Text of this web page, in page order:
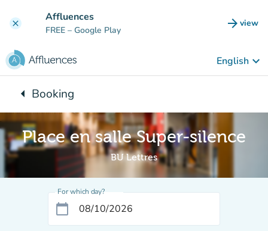
clear Affluences
FREE – Google Play arrow_forward view
(new
English keyboard_arrow_down
arrow_leftBack to:
Booking
Place en salle Super-silence
BU Lettres
For which day?
calendar_today